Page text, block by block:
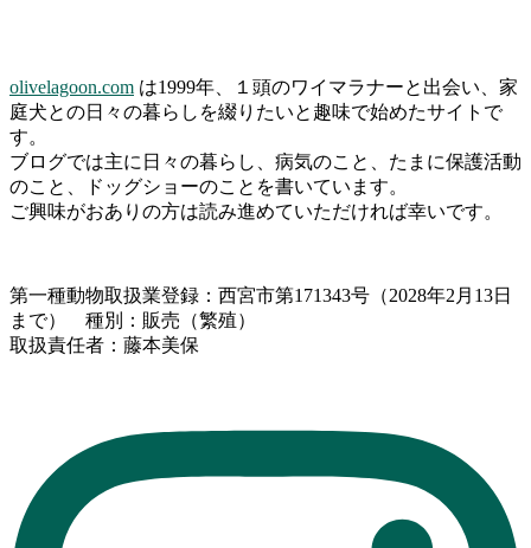
olivelagoon.com は1999年、１頭のワイマラナーと出会い、家
庭犬との日々の暮らしを綴りたいと趣味で始めたサイトで
す。
ブログでは主に日々の暮らし、病気のこと、たまに保護活動
のこと、ドッグショーのことを書いています。
ご興味がおありの方は読み進めていただければ幸いです。
第一種動物取扱業登録：西宮市第171343号（2028年2月13日
まで） 種別：販売（繁殖）
取扱責任者：藤本美保